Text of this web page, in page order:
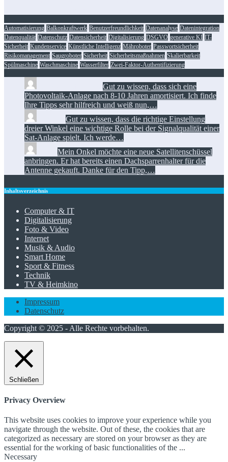
Automatisierung Balkonkraftwerk Benutzerfreundlichkeit Datenanalyse Datenintegration
Datenqualität Datenschutz Datensicherheit Digitalisierung DSGVO generative KI IT-
Sicherheit Kundenservice Künstliche Intelligenz Mähroboter Passwortsicherheit
Risikomanagement Saugroboter Sicherheit Sicherheitsmaßnahmen Skalierbarkeit
Spülmaschine Waschmaschine Wasserfilter Zwei-Faktor-Authentifizierung
Gut zu wissen, dass sich eine
Photovoltaik-Anlage nach 8-10 Jahren amortisiert. Ich finde
Ihre Tipps sehr hilfreich und weiß nun,…
Gut zu wissen, dass die richtige Einstellung
dreier Winkel eine wichtige Rolle bei der Signalqualität einer
Sat-Anlage spielt. Ich werde…
Mein Onkel möchte eine neue Satellitenschüssel
anbringen. Er hat bereits einen Dachsparrenhalter für die
Antenne gekauft. Danke für den Tipp,…
Inhaltsverzeichnis
Computer & IT
Digitalisierung
Foto & Video
Internet
Musik & Audio
Smart Home
Sport & Fitness
Technik
TV & Heimkino
Impressum
Datenschutz
Copyright © 2025 - Alle Rechte vorbehalten.
Schließen
Privacy Overview
This website uses cookies to improve your experience while you
navigate through the website. Out of these, the cookies that are
categorized as necessary are stored on your browser as they are
essential for the working of basic functionalities of the ...
Necessary